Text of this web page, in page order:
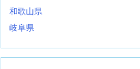
和歌山県
岐阜県